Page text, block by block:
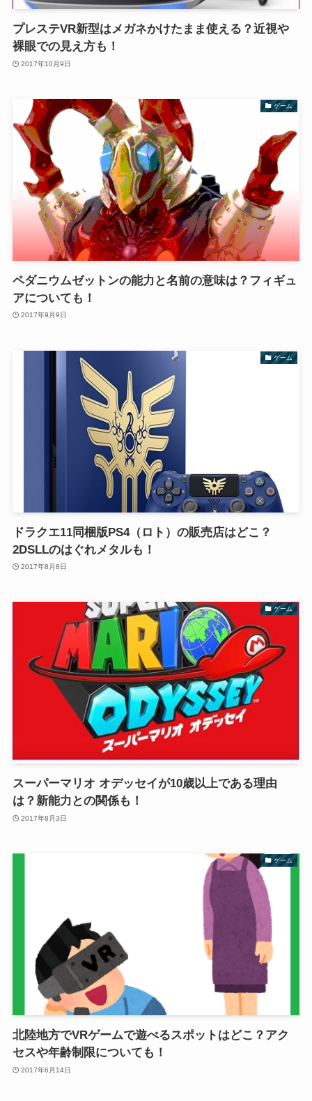
プレステVR新型はメガネかけたまま使える？近視や
裸眼での見え方も！
2017年10月9日
ゲーム
ペダニウムゼットンの能力と名前の意味は？フィギュ
アについても！
2017年9月9日
ゲーム
ドラクエ11同梱版PS4（ロト）の販売店はどこ？
2DSLLのはぐれメタルも！
2017年8月8日
ゲーム
スーパーマリオ オデッセイが10歳以上である理由
は？新能力との関係も！
2017年8月3日
ゲーム
北陸地方でVRゲームで遊べるスポットはどこ？アク
セスや年齢制限についても！
2017年6月14日